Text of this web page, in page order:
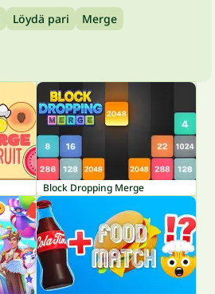
Löydä pari
Merge
Block Dropping Merge